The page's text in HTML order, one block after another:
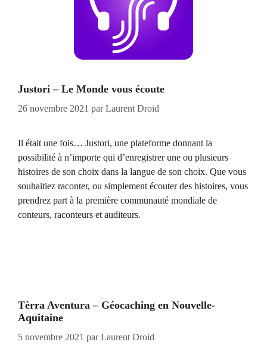
Justori – Le Monde vous écoute
26 novembre 2021 parLaurent Droid
Il était une fois… Justori, une plateforme donnant la
possibilité à n’importe qui d’enregistrer une ou plusieurs
histoires de son choix dans la langue de son choix. Que vous
souhaitiez raconter, ou simplement écouter des histoires, vous
prendrez part à la première communauté mondiale de
conteurs, raconteurs et auditeurs.
Tèrra Aventura – Géocaching en Nouvelle-
Aquitaine
5 novembre 2021 parLaurent Droid